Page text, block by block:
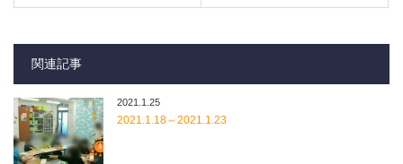
関連記事
2021.1.25
2021.1.18～2021.1.23